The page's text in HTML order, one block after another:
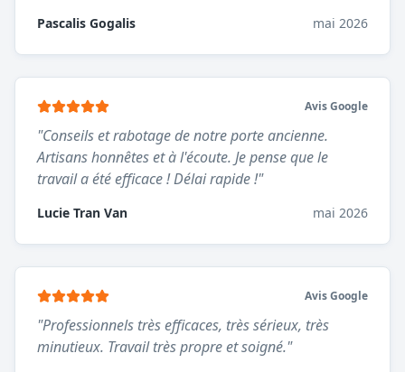
Pascalis Gogalis mai 2026
Avis Google
"Conseils et rabotage de notre porte ancienne.
Artisans honnêtes et à l'écoute. Je pense que le
travail a été efficace ! Délai rapide !"
Lucie Tran Van mai 2026
Avis Google
"Professionnels très efficaces, très sérieux, très
minutieux. Travail très propre et soigné."